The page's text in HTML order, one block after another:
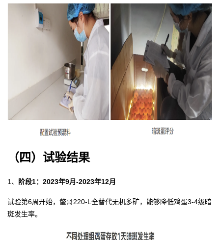
（四）试验结果
1、 阶段1：2023年9月-2023年12月
试验第6周开始，螯哥220-L全替代无机多矿，能够降低鸡蛋3-4级暗
斑发生率。